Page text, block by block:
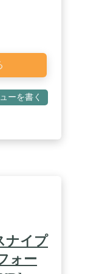
ーを書く
ナイプ
ォー